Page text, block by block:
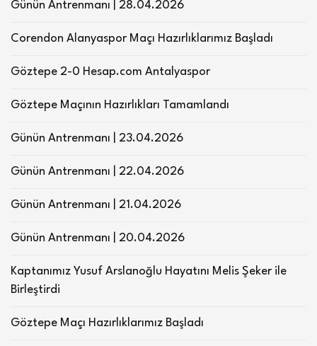
Günün Antrenmanı | 28.04.2026
Corendon Alanyaspor Maçı Hazırlıklarımız Başladı
Göztepe 2-0 Hesap.com Antalyaspor
Göztepe Maçının Hazırlıkları Tamamlandı
Günün Antrenmanı | 23.04.2026
Günün Antrenmanı | 22.04.2026
Günün Antrenmanı | 21.04.2026
Günün Antrenmanı | 20.04.2026
Kaptanımız Yusuf Arslanoğlu Hayatını Melis Şeker ile
Birleştirdi
Göztepe Maçı Hazırlıklarımız Başladı